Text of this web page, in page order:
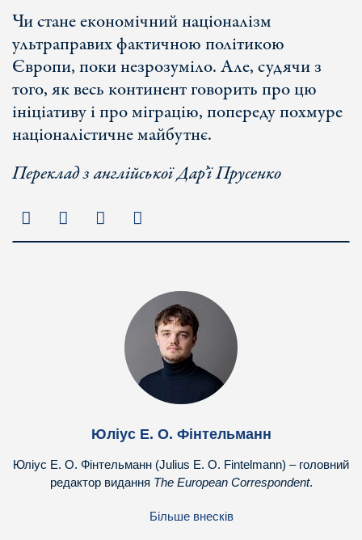
Чи стане економічний націоналізм
ультраправих фактичною політикою
Європи, поки незрозуміло. Але, судячи з
того, як весь континент говорить про цю
ініціативу і про міграцію, попереду похмуре
націоналістичне майбутнє.
Переклад з англійської Дар’ї Прусенко
Юліус Е. О. Фінтельманн
Юліус Е. О. Фінтельманн (Julius E. O. Fintelmann) – головний
редактор видання The European Correspondent.
Більше внесків